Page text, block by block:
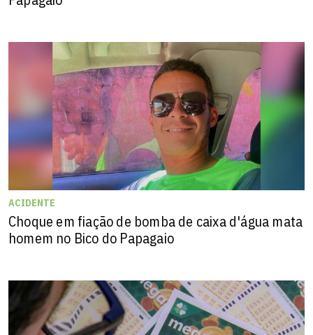
ACIDENTE
Choque em fiação de bomba de caixa d'água mata
homem no Bico do Papagaio